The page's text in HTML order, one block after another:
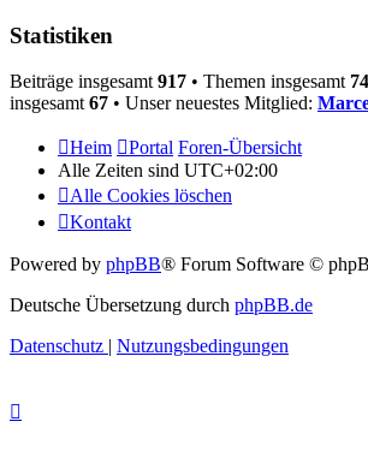
Statistiken
Beiträge insgesamt 917 • Themen insgesamt
insgesamt 67 • Unser neuestes Mitglied:
Heim Portal Foren-Übersicht
Alle Zeiten sind UTC+02:00
Alle Cookies löschen
Kontakt
Powered by phpBB® Forum Software ©
Deutsche Übersetzung durch phpBB.de
Datenschutz | Nutzungsbedingungen